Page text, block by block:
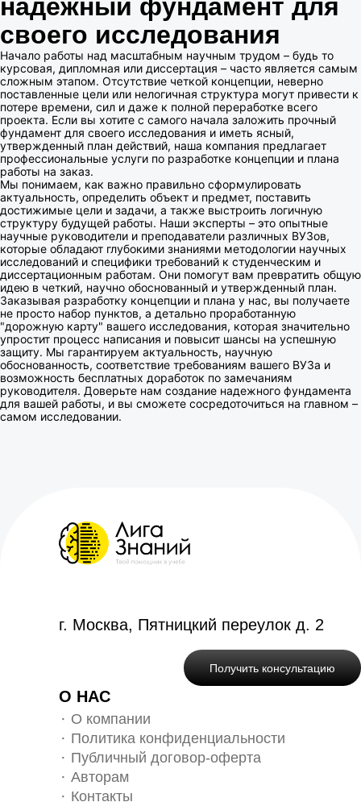
надежный фундамент для
своего исследования
Начало работы над масштабным научным трудом – будь то
курсовая, дипломная или диссертация – часто является самым
сложным этапом. Отсутствие четкой концепции, неверно
поставленные цели или нелогичная структура могут привести к
потере времени, сил и даже к полной переработке всего
проекта. Если вы хотите с самого начала заложить прочный
фундамент для своего исследования и иметь ясный,
утвержденный план действий, наша компания предлагает
профессиональные услуги по разработке концепции и плана
работы на заказ.
Мы понимаем, как важно правильно сформулировать
актуальность, определить объект и предмет, поставить
достижимые цели и задачи, а также выстроить логичную
структуру будущей работы. Наши эксперты – это опытные
научные руководители и преподаватели различных ВУЗов,
которые обладают глубокими знаниями методологии научных
исследований и специфики требований к студенческим и
диссертационным работам. Они помогут вам превратить общую
идею в четкий, научно обоснованный и утвержденный план.
Заказывая разработку концепции и плана у нас, вы получаете
не просто набор пунктов, а детально проработанную
"дорожную карту" вашего исследования, которая значительно
упростит процесс написания и повысит шансы на успешную
защиту. Мы гарантируем актуальность, научную
обоснованность, соответствие требованиям вашего ВУЗа и
возможность бесплатных доработок по замечаниям
руководителя. Доверьте нам создание надежного фундамента
для вашей работы, и вы сможете сосредоточиться на главном –
самом исследовании.
г. Москва, Пятницкий переулок д. 2
Получить консультацию
О НАС
О компании
Политика конфиденциальности
Публичный договор-оферта
Авторам
Контакты